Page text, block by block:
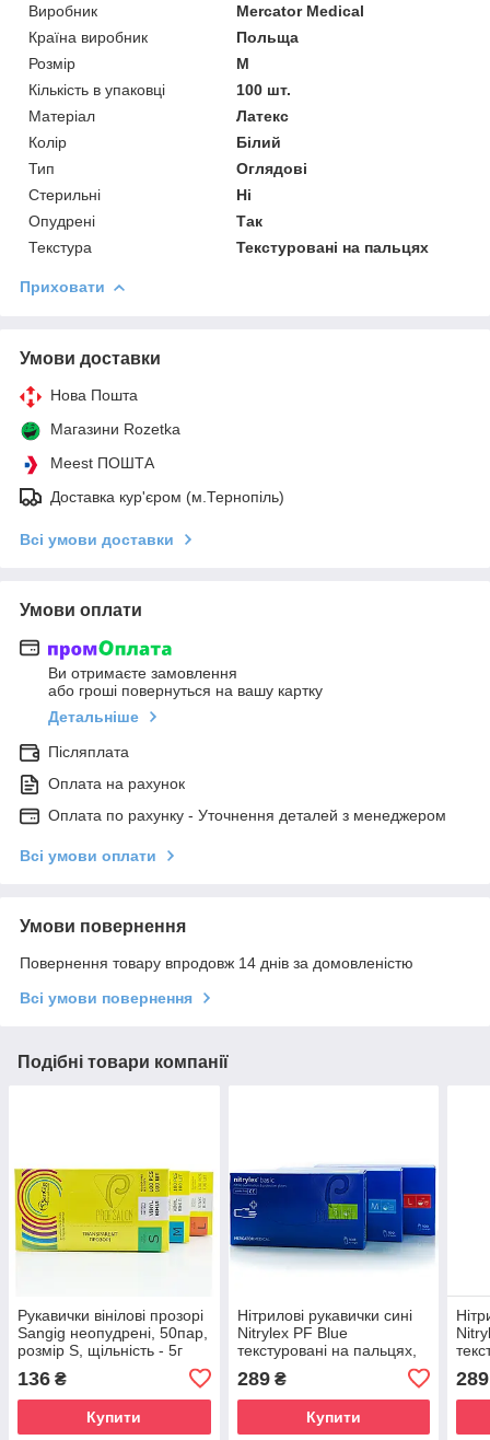
Виробник
Mercator Medical
Країна виробник
Польща
Розмір
M
Кількість в упаковці
100 шт.
Матеріал
Латекс
Колір
Білий
Тип
Оглядові
Стерильні
Ні
Опудрені
Так
Текстура
Текстуровані на пальцях
Приховати
Умови доставки
Нова Пошта
Магазини Rozetka
Meest ПОШТА
Доставка кур'єром (м.Тернопіль)
Всі умови доставки
Умови оплати
Ви отримаєте замовлення
або гроші повернуться на вашу картку
Детальніше
Післяплата
Оплата на рахунок
Оплата по рахунку - Уточнення деталей з менеджером
Всі умови оплати
Умови повернення
Повернення товару впродовж 14 днів за домовленістю
Всі умови повернення
Подібні товари компанії
Рукавички вінілові прозорі
Sangig неопудрені, 50пар,
розмір S, щільність - 5г
136 ₴
Купити
Нітрилові рукавички сині
Nitrylex PF Blue
текстуровані на пальцях,
упаковці XS
289₴
Купити
289